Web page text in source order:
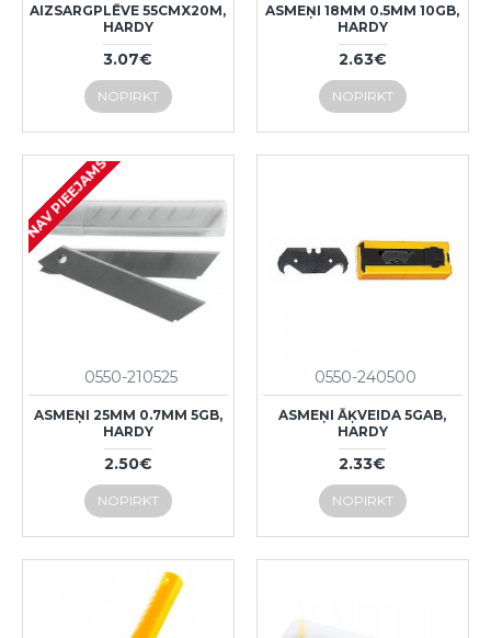
AIZSARGPLĒVE 55CMX20M,
HARDY
3.07€
NOPIRKT
ASMEŅI 18MM 0.5MM 10GB,
HARDY
2.63€
NOPIRKT
NAV PIEEJAMS
0550-210525
ASMEŅI 25MM 0.7MM 5GB,
HARDY
2.50€
NOPIRKT
0550-240500
ASMEŅI ĀĶVEIDA 5GAB,
HARDY
2.33€
NOPIRKT